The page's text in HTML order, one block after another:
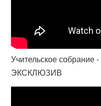
Учительское собрание
ЭКСКЛЮЗИВ